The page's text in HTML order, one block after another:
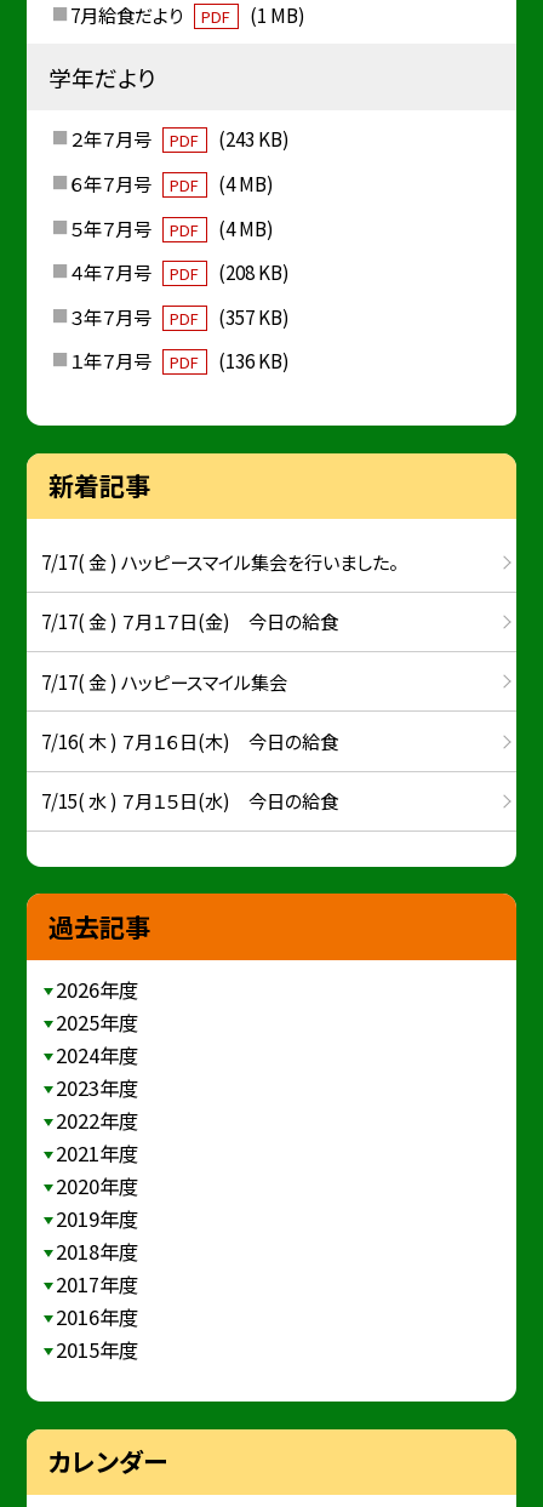
7月給食だより PDF (1 MB)
学年だより
２年７月号 PDF
(243 KB)
６年７月号
PDF
(4 MB)
５年７月号
PDF
(4 MB)
４年７月号
PDF
(208 KB)
３年７月号
PDF
(357 KB)
１年７月号
PDF (136 KB)
新着記事
7/17( 金 ) ハッピースマイル集会を行いました。
7/17( 金 ) ７月１７日(金) 今日の給食
7/17( 金 ) ハッピースマイル集会
7/16( 木 ) ７月１６日(木) 今日の給食
7/15( 水 ) ７月１５日(水) 今日の給食
過去記事
2026年度
2025年度
2024年度
2023年度
2022年度
2021年度
2020年度
2019年度
2018年度
2017年度
2016年度
2015年度
カレンダー